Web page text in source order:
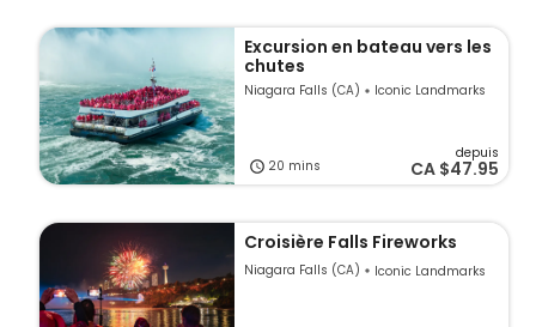
Excursion en bateau vers les
chutes
Niagara Falls (CA) Iconic Landmarks
20 mins
depuis
CA $47.95
Croisière Falls Fireworks
Niagara Falls (CA) Iconic Landmarks